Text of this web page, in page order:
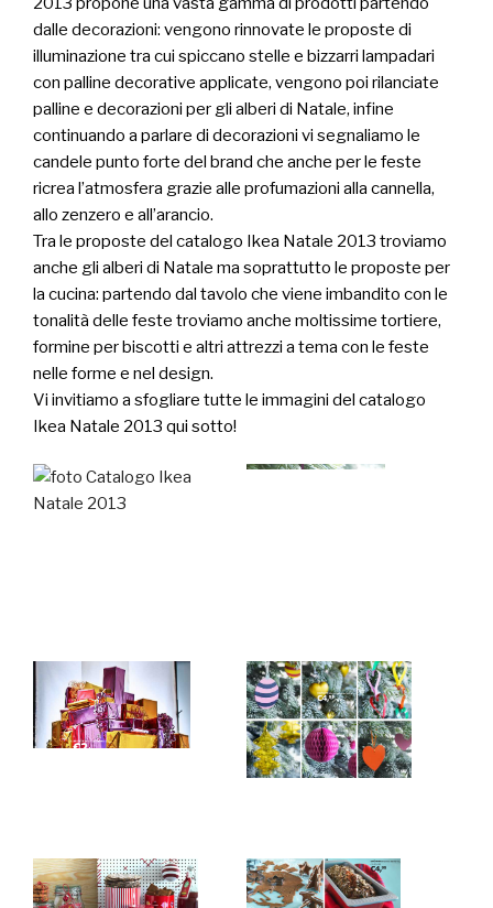
dalle decorazioni: vengono rinnovate le proposte di
illuminazione tra cui spiccano stelle e bizzarri lampadari
con palline decorative applicate, vengono poi rilanciate
palline e decorazioni per gli alberi di Natale, infine
continuando a parlare di decorazioni vi segnaliamo le
candele punto forte del brand che anche per le feste
ricrea l’atmosfera grazie alle profumazioni alla cannella,
allo zenzero e all’arancio.
Tra le proposte del catalogo Ikea Natale 2013 troviamo
anche gli alberi di Natale ma soprattutto le proposte per
la cucina: partendo dal tavolo che viene imbandito con le
tonalità delle feste troviamo anche moltissime tortiere,
formine per biscotti e altri attrezzi a tema con le feste
nelle forme e nel design.
Vi invitiamo a sfogliare tutte le immagini del catalogo
Ikea Natale 2013 qui sotto!